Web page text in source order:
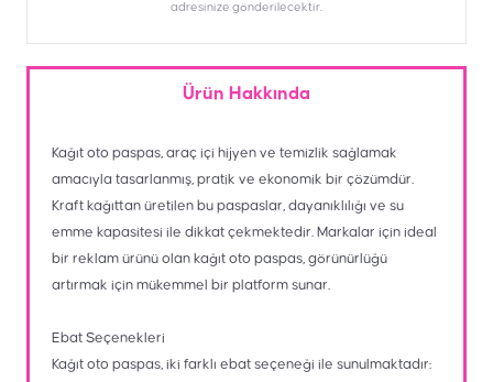
adresinize gönderilecektir.
Ürün Hakkında
Kağıt oto paspas, araç içi hijyen ve temizlik sağlamak
amacıyla tasarlanmış, pratik ve ekonomik bir çözümdür.
Kraft kağıttan üretilen bu paspaslar, dayanıklılığı ve su
emme kapasitesi ile dikkat çekmektedir. Markalar için ideal
bir reklam ürünü olan kağıt oto paspas, görünürlüğü
artırmak için mükemmel bir platform sunar.
Ebat Seçenekleri
Kağıt oto paspas, iki farklı ebat seçeneği ile sunulmaktadır: